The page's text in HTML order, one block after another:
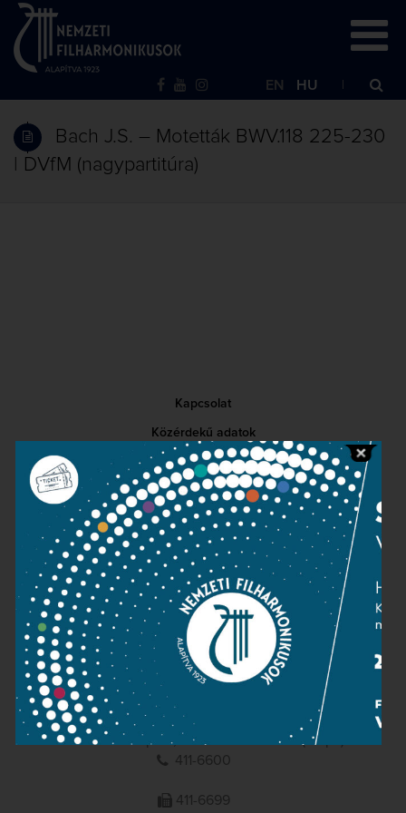
EN HU
Bach J.S. – Motetták BWV.118 225-230
| DVfM (nagypartitúra)
Kapcsolat
Közérdekű adatok
Sajtószoba
Adatvédelem
Impresszum
NEMZETI
FILHARMONIKUSOK
1095 Budapest, Komor Marcell u. 1. (Müpa)
411-6600
411-6699